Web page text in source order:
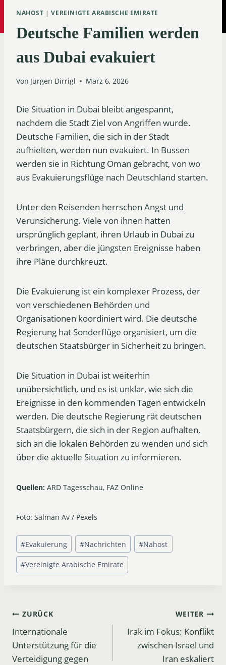
NAHOST |VEREINIGTE ARABISCHE EMIRATE
Deutsche Familien werden
aus Dubai evakuiert
Von Jürgen Dirrigl März 6, 2026
Die Situation in Dubai bleibt angespannt,
nachdem die Stadt Ziel von Angriffen wurde.
Deutsche Familien, die sich in der Stadt
aufhielten, werden nun evakuiert. In Bussen
werden sie in Richtung Oman gebracht, von wo
aus Evakuierungsflüge nach Deutschland starten.
Unter den Reisenden herrschen Angst und
Verunsicherung. Viele von ihnen hatten
ursprünglich geplant, ihren Urlaub in Dubai zu
verbringen, aber die jüngsten Ereignisse haben
ihre Pläne durchkreuzt.
Die Evakuierung ist ein komplexer Prozess, der
von verschiedenen Behörden und
Organisationen koordiniert wird. Die deutsche
Regierung hat Sonderflüge organisiert, um die
deutschen Staatsbürger in Sicherheit zu bringen.
Die Situation in Dubai ist weiterhin
unübersichtlich, und es ist unklar, wie sich die
Ereignisse in den kommenden Tagen entwickeln
werden. Die deutsche Regierung rät deutschen
Staatsbürgern, die sich in der Region aufhalten,
sich an die lokalen Behörden zu wenden und sich
über die aktuelle Situation zu informieren.
Quellen: ARD Tagesschau, FAZ Online
Foto: Salman Av / Pexels
Schlagworte:
#Evakuierung #Nachrichten #Nahost
#Vereinigte Arabische Emirate
Beitrags-
Navigation
ZURÜCK
Internationale
Unterstützung für die
Verteidigung gegen
WEITER
Irak im Fokus: Konflikt
zwischen Israel und
Iran eskaliert